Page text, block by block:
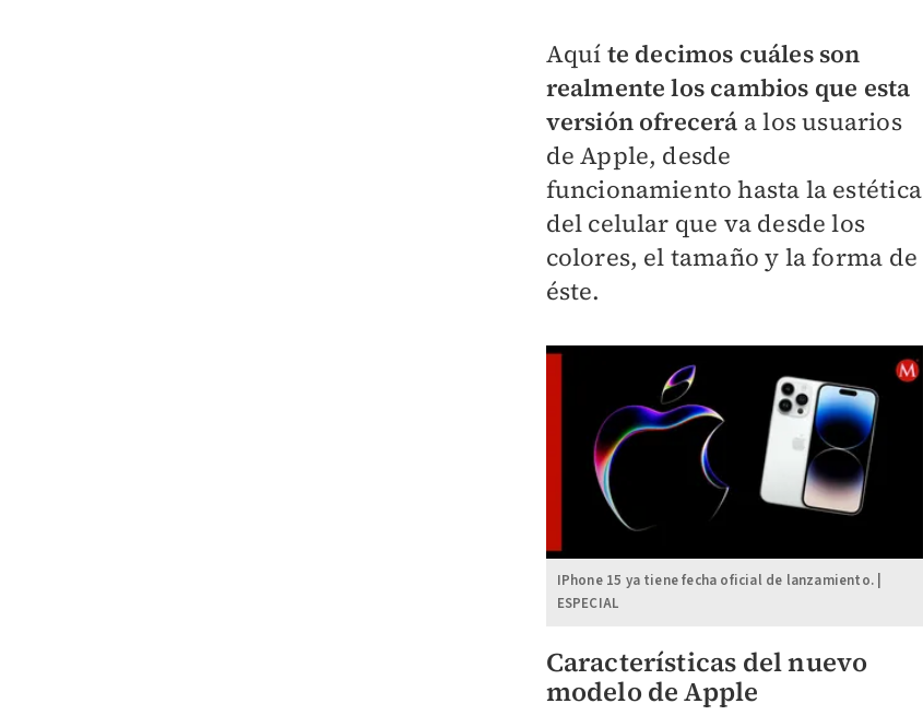
Aquí te decimos cuáles son
realmente los cambios que esta
versión ofrecerá a los usuarios
de Apple, desde
funcionamiento hasta la estética
del celular que va desde los
colores, el tamaño y la forma de
éste.
IPhone 15 ya tiene fecha oficial de lanzamiento. |
ESPECIAL
Características del nuevo
modelo de Apple